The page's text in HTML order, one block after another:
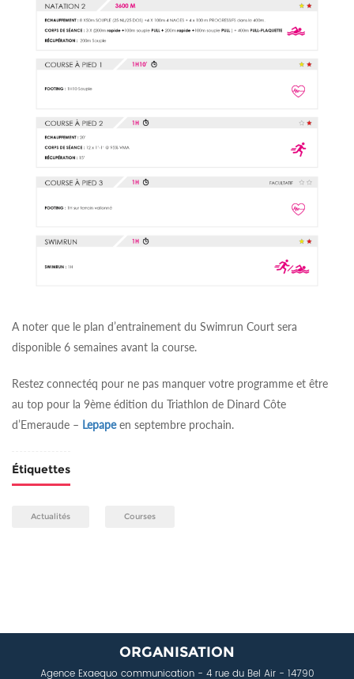
A noter que le plan d’entrainement du Swimrun Court sera
disponible 6 semaines avant la course.
Restez connectéq pour ne pas manquer votre programme et être
au top pour la 9ème édition du Triathlon de Dinard Côte
d’Emeraude – Lepapeen septembre prochain.
Étiquettes
Actualités Courses
ORGANISATION
Agence Exaequo communication- 4 rue du Bel Air - 14790